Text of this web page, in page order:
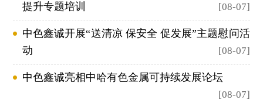
程
部
级
纸
提升专题培训
[08-07]
中色鑫诚开展“送清凉 保安全 促发展”主题慰问活
动
[08-07]
中色鑫诚亮相中哈有色金属可持续发展论坛
[08-07]